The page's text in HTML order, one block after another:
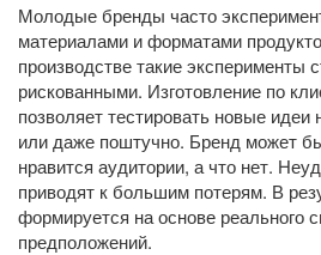
Молодые бренды часто
материалами и форматами
производстве такие эксперименты
рискованными. Изготовление по
позволяет тестировать новые
или даже поштучно. Бренд может
нравится аудитории, а что нет.
приводят к большим потерям. В
формируется на основе реального
предположений.